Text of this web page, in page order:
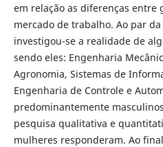
em relação as diferenças entre
mercado de trabalho. Ao par
investigou-se a realidade de
sendo eles: Engenharia
Agronomia, Sistemas de
Engenharia de Controle e
predominantemente
pesquisa qualitativa e
mulheres responderam. Ao